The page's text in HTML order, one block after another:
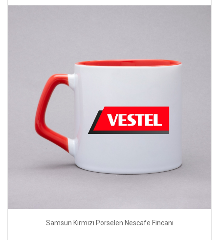
Samsun Kırmızı Porselen Nescafe Fincanı